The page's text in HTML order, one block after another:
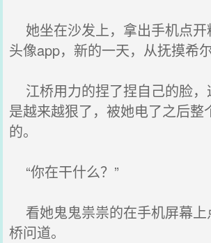
她坐在沙发上，拿出手机点开
头像app，新的一天，从抚摸希
江桥用力的捏了捏自己的脸，
是越来越狠了，被她电了之后整
的。
“你在干什么？”
看她鬼鬼祟祟的在手机屏幕上
桥问道。